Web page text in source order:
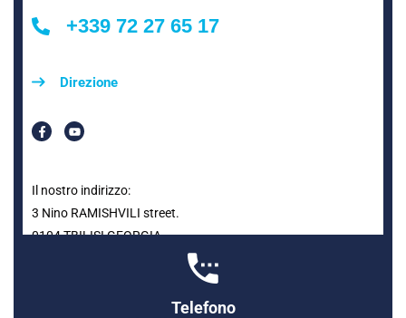
+339 72 27 65 17
Direzione
Il nostro indirizzo:
3 Nino RAMISHVILI street.
0104 TBILISI GEORGIA
Telefono